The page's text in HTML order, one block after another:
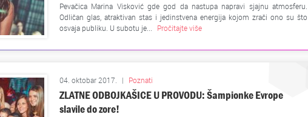
Pevačica Marina Visković gde god da nastupa napravi sjajnu atmosferu.
Odličan glas, atraktivan stas i jedinstvena energija kojom zrači ono su što
osvaja publiku. U subotu je...
Pročitajte više
04. oktobar 2017. | Poznati
ZLATNE ODBOJKAŠICE U PROVODU: Šampionke Evrope
slavile do zore!